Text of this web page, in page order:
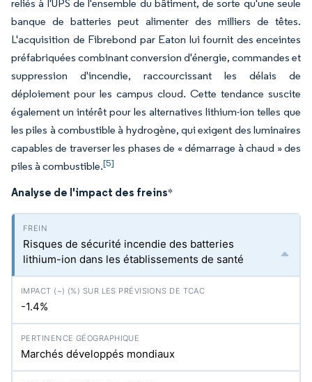
reliés à l'UPS de l'ensemble du bâtiment, de sorte qu'une seule
banque de batteries peut alimenter des milliers de têtes.
L'acquisition de Fibrebond par Eaton lui fournit des enceintes
préfabriquées combinant conversion d'énergie, commandes et
suppression d'incendie, raccourcissant les délais de
déploiement pour les campus cloud. Cette tendance suscite
également un intérêt pour les alternatives lithium-ion telles que
les piles à combustible à hydrogène, qui exigent des luminaires
capables de traverser les phases de « démarrage à chaud » des
piles à combustible.[5]
Analyse de l'impact des freins*
Risques de sécurité incendie des batteries
lithium-ion dans les établissements de santé
-1.4%
Marchés développés mondiaux